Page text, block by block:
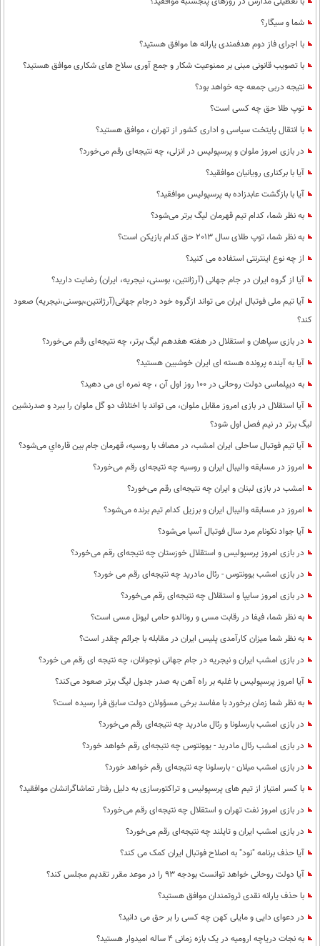
شما و سیگار؟
با اجرای فاز دوم هدفمندی یارانه ها موافق هستید؟
با تصویب قانونی مبنی بر ممنوعیت شکار و جمع آوری سلاح های شکاری موافق هستید؟
نتیجه دربی جمعه چه خواهد بود؟
توپ طلا حق چه کسی است؟
با انتقال پایتخت سیاسی و اداری کشور از تهران ، موافق هستید؟
در بازی امروز ملوان و پرسپولیس در انزلی، چه نتیجه‌ای رقم می‌خورد؟
آیا با برکناری رویانیان موافقید؟
آیا با بازگشت عابدزاده به پرسپولیس موافقید؟
به نظر شما، کدام تیم قهرمان لیگ برتر می‌شود؟
به نظر شما، توپ طلای سال 2013 حق کدام بازیکن است؟
از چه نوع اینترنتی استفاده می کنید؟
آیا از گروه ایران در جام جهانی (آرژانتین، بوسنی، نیجریه، ایران) رضایت دارید؟
آیا تیم ملی فوتبال ایران می تواند ازگروه خود درجام جهانی(آرژانتین،بوسنی،نیجریه) صعود
کند؟
در بازی سپاهان و استقلال در هفته هفدهم لیگ برتر، چه نتیجه‌ای رقم می‌خورد؟
آیا به آینده پرونده هسته ای ایران خوشبین هستید؟
به دیپلماسی دولت روحانی در 100 روز اول آن ، چه نمره ای می دهید؟
آیا استقلال در بازی امروز مقابل ملوان، می تواند با اختلاف دو گل ملوان را ببرد و صدرنشین
لیگ برتر در نیم فصل اول شود؟
آیا تیم فوتبال ساحلی ایران امشب، در مصاف با روسیه، قهرمان جام بین قاره‌اي می‌شود؟
امروز در مسابقه والیبال ایران و روسیه چه نتیجه‌ای رقم می‌خورد؟
امشب در بازی لبنان و ایران چه نتیجه‌ای رقم می‌خورد؟
امروز در مسابقه والیبال ایران و برزیل کدام تیم برنده می‌شود؟
آیا جواد نکونام مرد سال فوتبال آسیا می‌شود؟
در بازی امروز پرسپولیس و استقلال خوزستان چه نتیجه‌ای رقم می‌خورد؟
در بازی امشب یوونتوس - رئال مادرید چه نتیجه‌ای رقم می خورد؟
در بازی امروز سایپا و استقلال چه نتیجه‌ای رقم می‌خورد؟
به نظر شما، فیفا در رقابت مسی و رونالدو حامی لیونل مسی است؟
به نظر شما میزان کارآمدی پلیس ایران در مقابله با جرائم چقدر است؟
در بازی امشب ایران و نیجریه در جام جهانی نوجوانان، چه نتیجه ای رقم می خورد؟
آیا امروز پرسپولیس با غلبه بر راه آهن به صدر جدول لیگ برتر صعود می‌کند؟
به نظر شما زمان برخورد با مفاسد برخی مسؤولان دولت سابق فرا رسیده است؟
در بازی امشب بارسلونا و رئال مادرید چه نتیجه‌ای رقم می‌خورد؟
در بازی امشب رئال مادرید - یوونتوس چه نتیجه‌ای رقم خواهد خورد؟
در بازی امشب میلان - بارسلونا چه نتیجه‌ای رقم خواهد خورد؟
با کسر امتیاز از تیم های پرسپولیس و تراکتورسازی به دلیل رفتار تماشاگرانشان موافقید؟
در بازی امروز نفت تهران و استقلال چه نتیجه‌ای رقم می‌خورد؟
در بازی امشب ایران و تایلند چه نتیجه‌ای رقم می‌خورد؟
آیا حذف برنامه "نود" به اصلاح فوتبال ایران کمک می کند؟
آیا دولت روحانی خواهد توانست بودجه 93 را در موعد مقرر تقدیم مجلس کند؟
با حذف یارانه نقدی ثروتمندان موافق هستید؟
در دعوای دایی و مایلی کهن چه کسی را بر حق می دانید؟
به نجات دریاچه ارومیه در یک بازه زمانی 4 ساله امیدوار هستید؟